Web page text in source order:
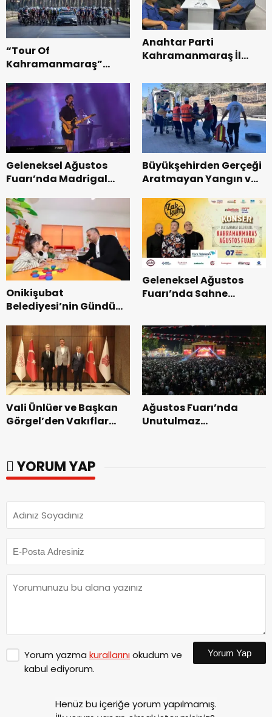
“Tour Of
Kahramanmaraş”
Bisikleti Turnuvası
Tamamlandı.
Anahtar Parti
Kahramanmaraş İl
Teşkilatı ile buluştu.
Geleneksel Ağustos
Fuarı’nda Madrigal
Büyükşehirden Gerçeği
Aratmayan Yangın ve
Onikişubat
Belediyesi’nin Gündüz
dönemin ön kayıtları
başladı.
Geleneksel Ağustos
Fuarı’nda Sahne
Vali Ünlüer ve Başkan
Görgel’den Vakıflar
Ağustos Fuarı’nda
Unutulmaz
YORUM YAP
Yorum yazma kurallarınıokudum ve
kabul ediyorum.
Yorum Yap
Henüz bu içeriğe yorum yapılmamış.